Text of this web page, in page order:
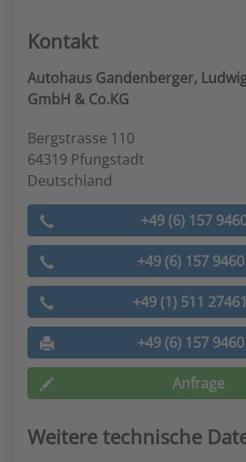
Kontakt
Autohaus Gandenberger,
GmbH & Co.KG
Bergstrasse 110
64319 Pfungstadt
Deutschland
+49 (6) 157
+49 (6) 157
+49 (1) 511
+49 (6) 157
Anfrage
Weitere technische